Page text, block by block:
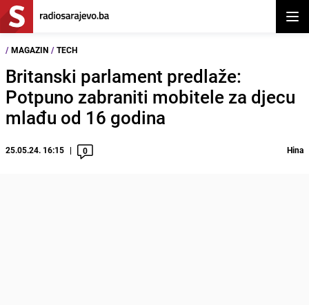
/ MAGAZIN / TECH
Britanski parlament predlaže:
Potpuno zabraniti mobitele za djecu
mlađu od 16 godina
25.05.24. 16:15 0 Hina